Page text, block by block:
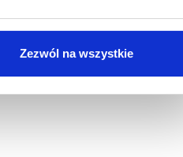
Zezwól na wszystkie